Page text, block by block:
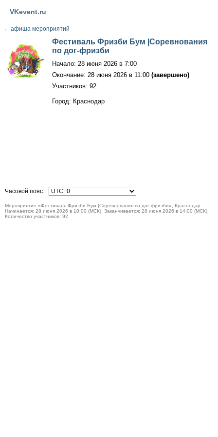
VKevent.ru
← афиша мероприятий
Фестиваль Фризби Бум |Соревнования
по дог-фризби
Начало: 28 июня 2026 в 7:00
Окончание: 28 июня 2026 в 11:00 (завершено)
Участников: 92
Город: Краснодар
Часовой пояс:
Мероприятие «Фестиваль Фризби Бум |Соревнования по дог-фризби», Краснодар.
Начинается: 28 июня 2026 в 10:00 (МСК). Заканчивается: 28 июня 2026 в 14:00 (МСК).
Количество участников: 92.